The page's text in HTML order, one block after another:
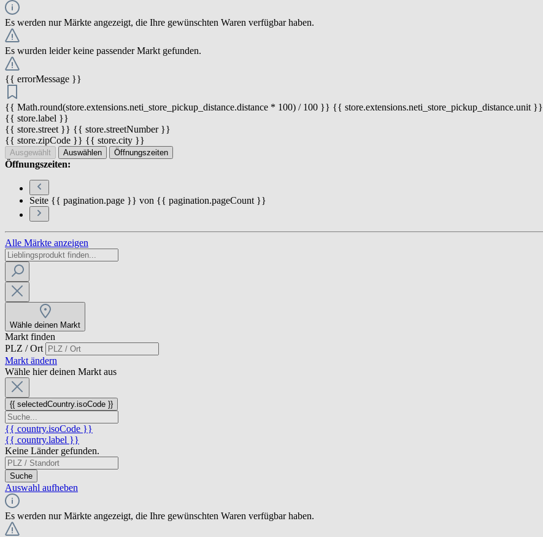
Es werden nur Märkte angezeigt, die Ihre gewünschten Waren verfügbar haben.
Es wurden leider keine passender Markt gefunden.
{{ errorMessage }}
{{ Math.round(store.extensions.neti_store_pickup_distance.distance * 100) / 100 }} {{ store.extensions.neti_store_pickup_distance.unit }}
{{ store.label }}
{{ store.street }} {{ store.streetNumber }}
{{ store.zipCode }} {{ store.city }}
Ausgewählt Auswählen Öffnungszeiten
Öffnungszeiten:
Seite {{ pagination.page }} von {{ pagination.pageCount }}
Alle Märkte anzeigen
Wähle deinen Markt
Markt finden
PLZ / Ort
Markt ändern
Wähle hier deinen Markt aus
{{ selectedCountry.isoCode }}
{{ country.isoCode }}
{{ country.label }}
Keine Länder gefunden.
Suche
Auswahl aufheben
Es werden nur Märkte angezeigt, die Ihre gewünschten Waren verfügbar haben.